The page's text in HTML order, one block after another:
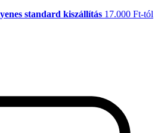
standard kiszállítás 17.000 Ft-tól